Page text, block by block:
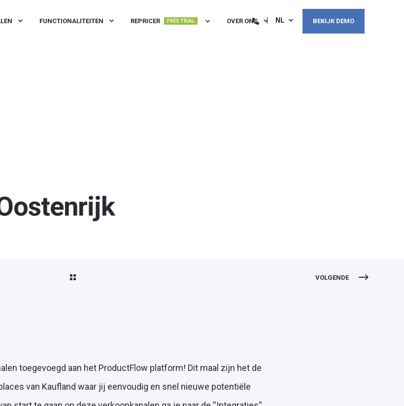
FUNCTIONALITEITEN REPRICER FREE TRIAL OVER ONS NL BEKIJK DEMO
VOLGENDE
toegevoegd aan het ProductFlow platform! Dit maal zijn het de
van Kaufland waar jij eenvoudig en snel nieuwe potentiële